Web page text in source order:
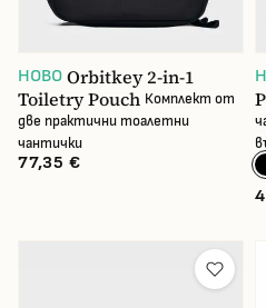
НОВО Orbitkey 2-in-1
Toiletry Pouch Комплект от
две практични тоалетни
чантички
77,35 €